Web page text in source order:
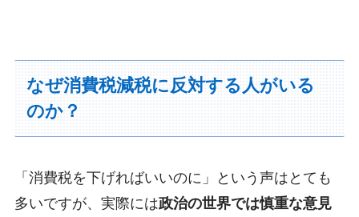
なぜ消費税減税に反対する人がいる
のか？
「消費税を下げればいいのに」という声はとても
多いですが、実際には政治の世界では慎重な意見